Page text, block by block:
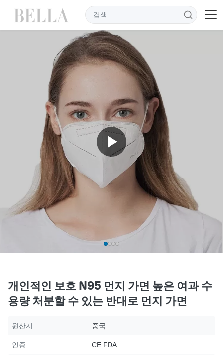
개인적인 보호 N95 먼지 가면 높은 여과 수
용량 처분할 수 있는 반대로 먼지 가면
원산지: 중국
인증: CE FDA